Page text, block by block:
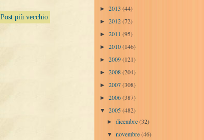
Post più vecchio
► 2013 (44)
► 2012(72)
► 2011 (95)
► 2010(146)
► 2009(121)
► 2008(204)
► 2007(308)
► 2006(387)
▼ 2005(482)
►dicembre(32)
▼novembre(46)